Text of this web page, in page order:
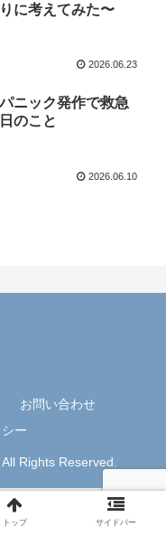
に考えてみた〜
2026.06.23
ニック発作で救急
のこと
2026.06.10
お問い合わせ
ー
Rights Reserved.
トップ サイドバー